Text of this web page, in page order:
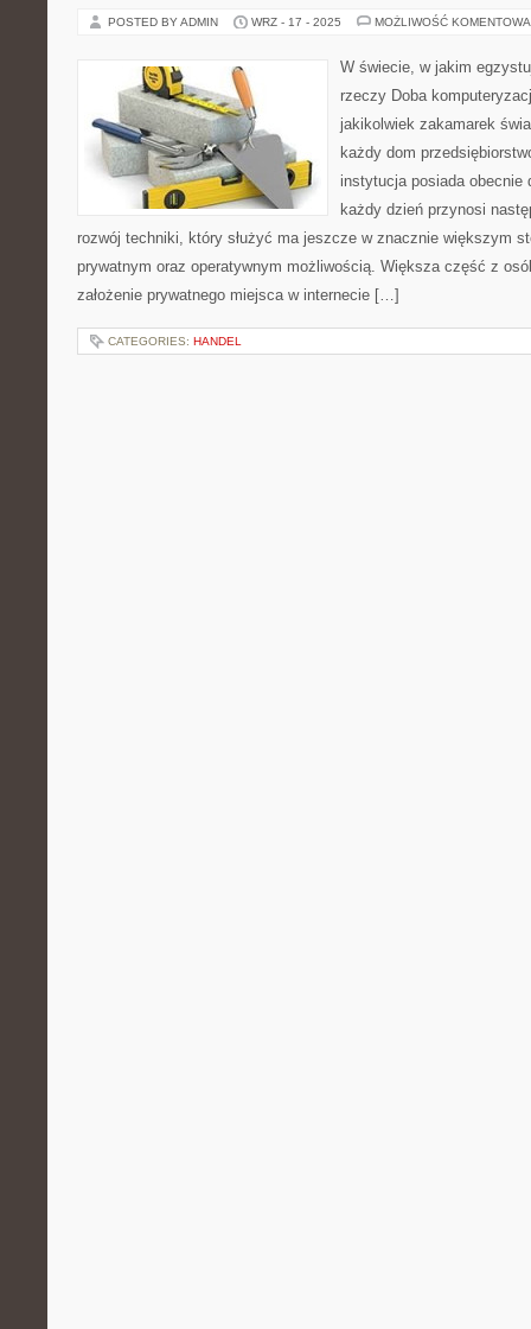
POSTED BY ADMIN WRZ - 17 - 2025 MOŻLIWOŚĆ
W świecie, w jakim
rzeczy Doba
jakikolwiek zakamarek
każdy dom
instytucja posiada obecnie
każdy dzień przynosi
rozwój techniki, który służyć ma jeszcze w znacznie większym
prywatnym oraz operatywnym możliwością. Większa część z
założenie prywatnego miejsca w internecie […]
CATEGORIES: HANDEL